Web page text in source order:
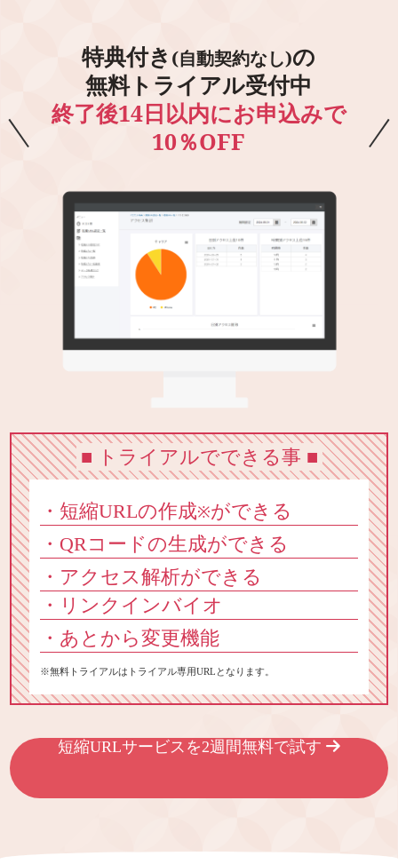
特典付き (自動契約なし)の
無料トライアル受付中
終了後14日以内にお申込みで
10％OFF
■ トライアルでできる事 ■
・短縮URLの作成※ができる
・QRコードの生成ができる
・アクセス解析ができる
・リンクインバイオ
・あとから変更機能
※無料トライアルはトライアル専用URLとなります。
短縮URLサービスを2週間無料で試す